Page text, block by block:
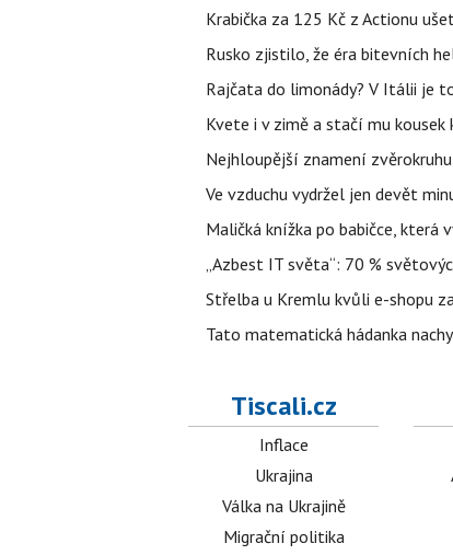
Krabička za 125 Kč z Actionu
Rusko zjistilo, že éra bitevních
Rajčata do limonády? V Itálii je
Kvete i v zimě a stačí mu
Nejhloupější znamení
Ve vzduchu vydržel jen devět
Maličká knížka po babičce, která
„Azbest IT světa“: 70 %
Střelba u Kremlu kvůli e-shopu
Tato matematická hádanka
Tiscali.cz
Inflace
Ukrajina
Válka na Ukrajině
Migrační politika